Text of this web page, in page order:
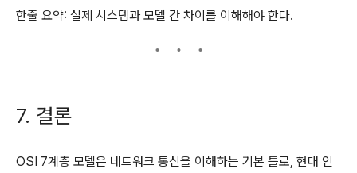
한줄 요약: 실제 시스템과 모델 간 차이를 이해해야 한다.
7. 결론
OSI 7계층 모델은 네트워크 통신을 이해하는 기본 틀로, 현대 인